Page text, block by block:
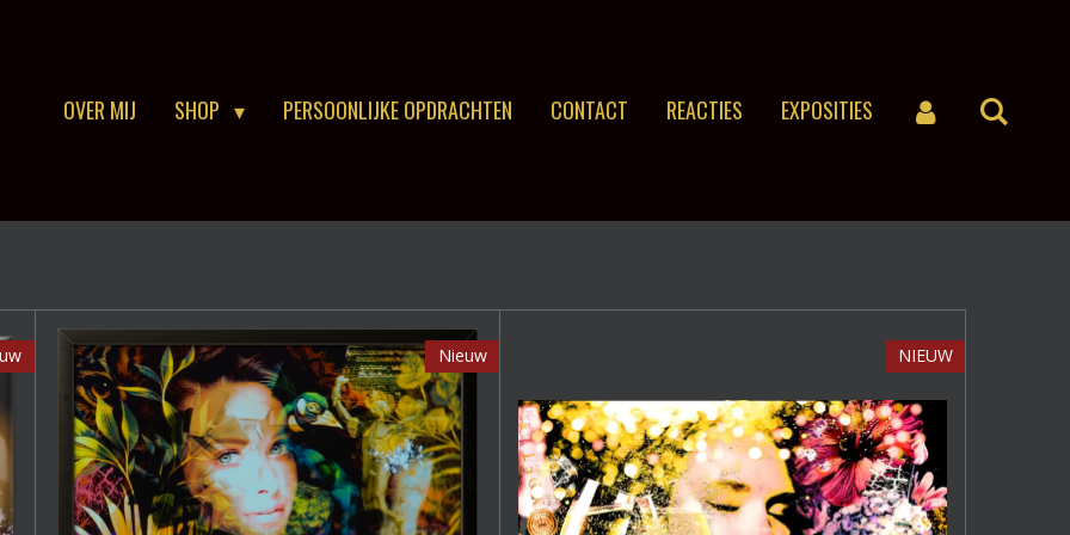
OVER MIJ SHOP PERSOONLIJKE OPDRACHTEN CONTACT REACTIES EXPOSITIES
Nieuw NIEUW